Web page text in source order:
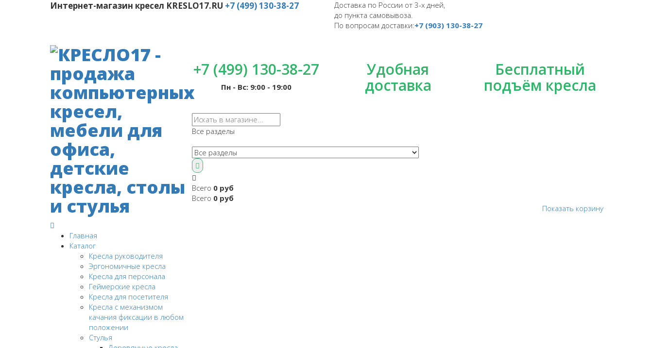
Интернет-магазин кресел KRESLO17.RU +7 (499) 130-38-27
Доставка по России от 3-х дней,
до пункта самовывоза.
По вопросам доставки:+7 (903) 130-38-27
+7 (499) 130-38-27
Пн - Вс: 9:00 - 19:00
Удобная
доставка
Бесплатный
подъём кресла
Все разделы
Всего 0 руб
Всего 0 руб
Показать корзину
Главная
Каталог
Кресла руководителя
Эргономичные кресла
Кресла для персонала
Геймерские кресла
Кресла для посетителя
Кресла с механизмом
качания фиксации в любом
положении
Стулья